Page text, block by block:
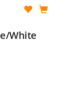
White